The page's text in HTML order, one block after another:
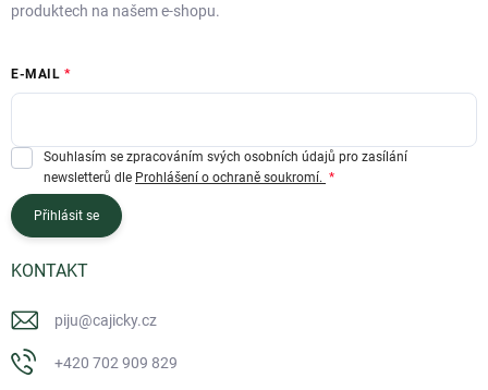
produktech na našem e-shopu.
E-MAIL
Souhlasím se zpracováním svých osobních údajů pro zasílání
newsletterů dle Prohlášení o ochraně soukromí.
Přihlásit se
KONTAKT
piju@cajicky.cz
+420 702 909 829